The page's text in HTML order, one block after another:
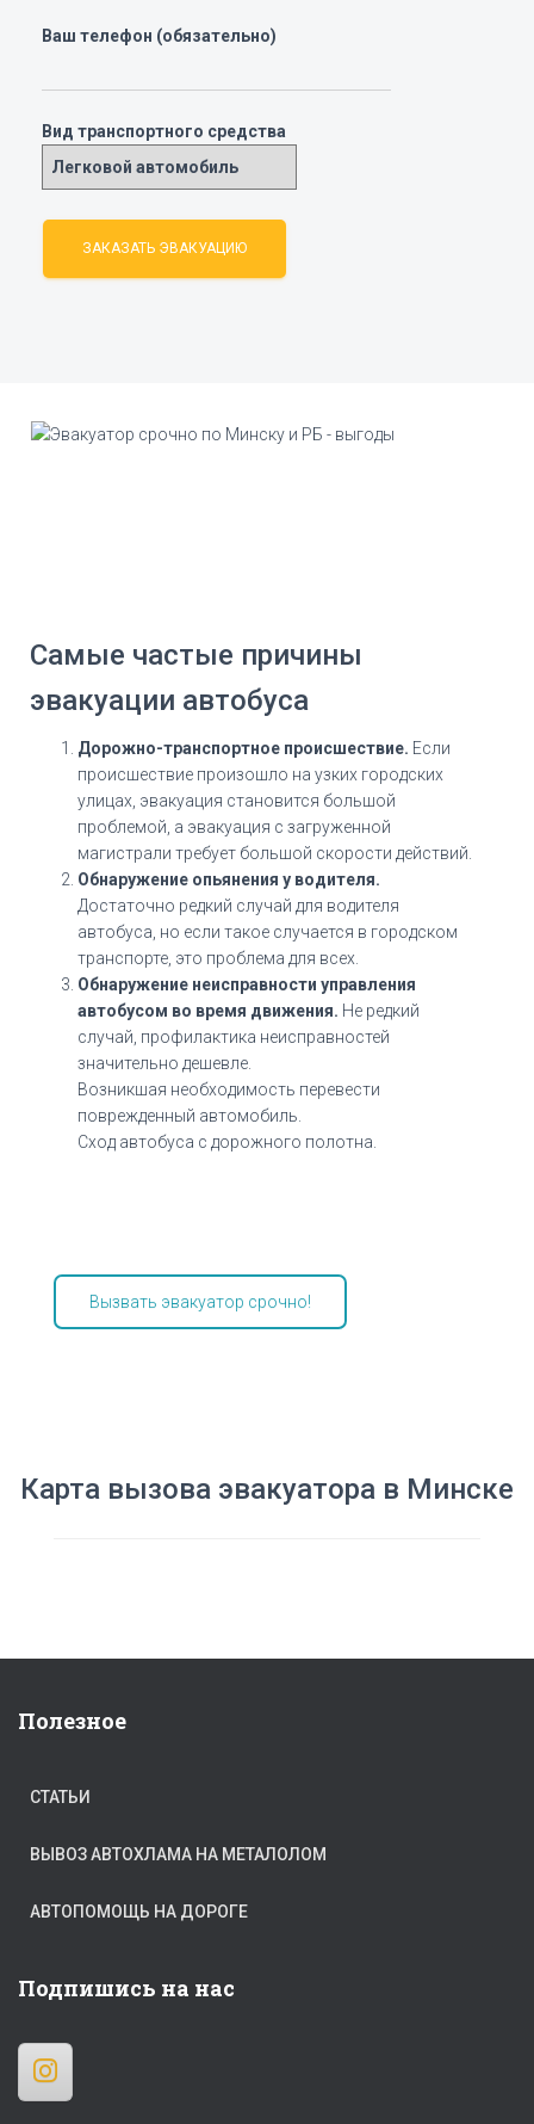
Ваш телефон (обязательно)
Вид транспортного средства
Самые частые причины
эвакуации автобуса
Дорожно-транспортное происшествие. Если
происшествие произошло на узких городских
улицах, эвакуация становится большой
проблемой, а эвакуация с загруженной
магистрали требует большой скорости действий.
Обнаружение опьянения у водителя.
Достаточно редкий случай для водителя
автобуса, но если такое случается в городском
транспорте, это проблема для всех.
Обнаружение неисправности управления
автобусом во время движения. Не редкий
случай, профилактика неисправностей
значительно дешевле.
Возникшая необходимость перевести
поврежденный автомобиль.
Сход автобуса с дорожного полотна.
Вызвать эвакуатор срочно!
Карта вызова эвакуатора в Минске
Полезное
СТАТЬИ
ВЫВОЗ АВТОХЛАМА НА МЕТАЛОЛОМ
АВТОПОМОЩЬ НА ДОРОГЕ
Подпишись на нас